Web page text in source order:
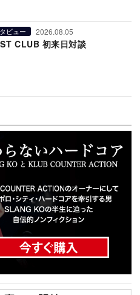
ビュー 2026.08.05
CLUB 初来日対談